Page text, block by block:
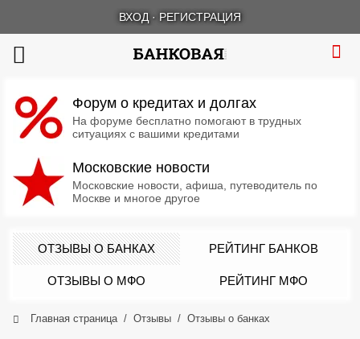
ВХОД · РЕГИСТРАЦИЯ
Форум о кредитах и долгах
На форуме бесплатно помогают в трудных
ситуациях с вашими кредитами
Московские новости
Московские новости, афиша, путеводитель по
Москве и многое другое
ОТЗЫВЫ О БАНКАХ РЕЙТИНГ БАНКОВ
ОТЗЫВЫ О МФО РЕЙТИНГ МФО
Главная страница Отзывы Отзывы о банках